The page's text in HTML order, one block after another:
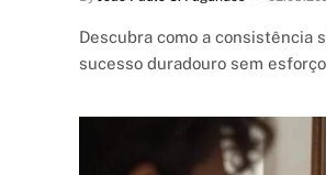
Descubra como a consistência
sucesso duradouro sem